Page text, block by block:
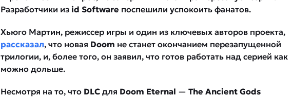
Разработчики из id Software поспешили успокоить фанатов.
Хьюго Мартин, режиссер игры и один из ключевых авторов проекта,
рассказал, что новая Doom не станет окончанием перезапущенной
трилогии, и, более того, он заявил, что готов работать над серией как
можно дольше.
Несмотря на то, что DLC для Doom Eternal — The Ancient Gods